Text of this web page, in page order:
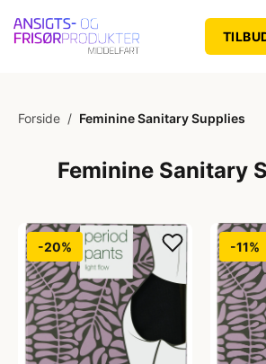
Forside / Feminine Sanitary Supplies
Feminine Sanitary
-20% -11%